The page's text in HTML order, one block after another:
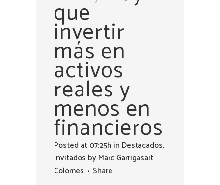
que
invertir
más en
activos
reales y
menos en
financieros
Posted at 07:25h in Destacados,
Invitados byMarc Garrigasait
Colomes
Share